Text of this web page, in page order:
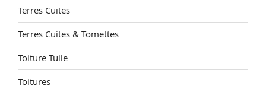
Terres Cuites
Terres Cuites & Tomettes
Toiture Tuile
Toitures